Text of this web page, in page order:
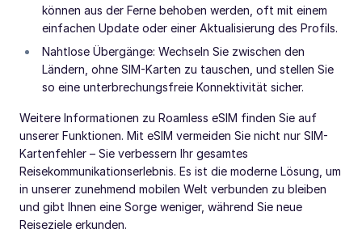
können aus der Ferne behoben werden, oft mit einem
einfachen Update oder einer Aktualisierung des Profils.
Nahtlose Übergänge: Wechseln Sie zwischen den
Ländern, ohne SIM-Karten zu tauschen, und stellen Sie
so eine unterbrechungsfreie Konnektivität sicher.
Weitere Informationen zu Roamless eSIM finden Sie auf
unserer Funktionen. Mit eSIM vermeiden Sie nicht nur SIM-
Kartenfehler – Sie verbessern Ihr gesamtes
Reisekommunikationserlebnis. Es ist die moderne Lösung, um
in unserer zunehmend mobilen Welt verbunden zu bleiben
und gibt Ihnen eine Sorge weniger, während Sie neue
Reiseziele erkunden.